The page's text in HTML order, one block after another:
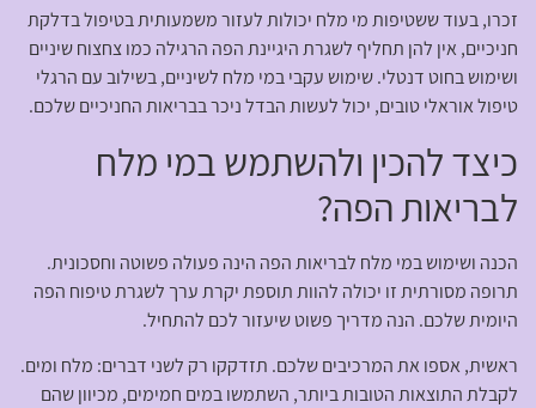
זכרו, בעוד ששטיפות מי מלח יכולות לעזור משמעותית בטיפול בדלקת
חניכיים, אין להן תחליף לשגרת היגיינת הפה הרגילה כמו צחצוח שיניים
ושימוש בחוט דנטלי. שימוש עקבי במי מלח לשיניים, בשילוב עם הרגלי
טיפול אוראלי טובים, יכול לעשות הבדל ניכר בבריאות החניכיים שלכם.
כיצד להכין ולהשתמש במי מלח
לבריאות הפה?
הכנה ושימוש במי מלח לבריאות הפה הינה פעולה פשוטה וחסכונית.
תרופה מסורתית זו יכולה להוות תוספת יקרת ערך לשגרת טיפוח הפה
היומית שלכם. הנה מדריך פשוט שיעזור לכם להתחיל.
ראשית, אספו את המרכיבים שלכם. תזדקקו רק לשני דברים: מלח ומים.
לקבלת התוצאות הטובות ביותר, השתמשו במים חמימים, מכיוון שהם